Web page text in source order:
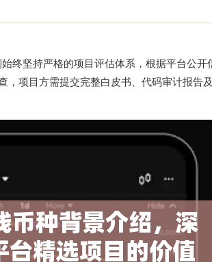
终坚持严格的项目评估体系，根据平台公开
，项目方需提交完整白皮书、代码审计报告